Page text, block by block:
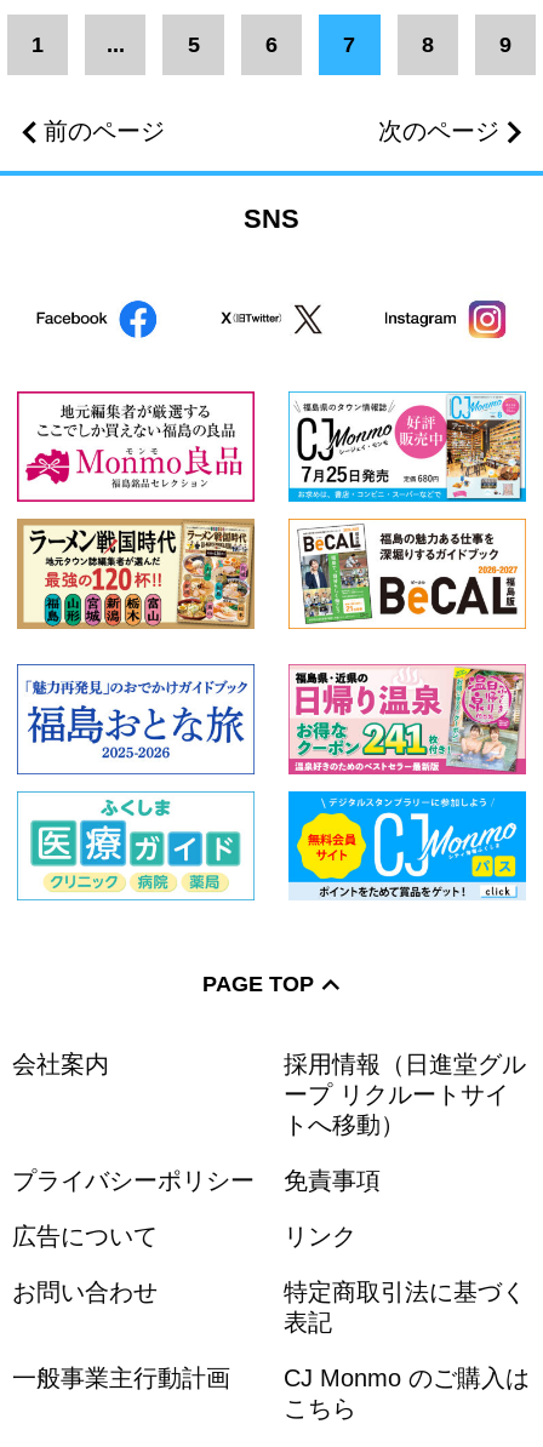
前のページ
1 ... 5 6 7 8 9
次のページ
SNS
PAGE TOP
会社案内
採用情報（日進堂グル
ープ リクルートサイ
トへ移動）
プライバシーポリシー 免責事項
広告について リンク
お問い合わせ
特定商取引法に基づく
表記
一般事業主行動計画
CJ Monmo のご購入は
こちら